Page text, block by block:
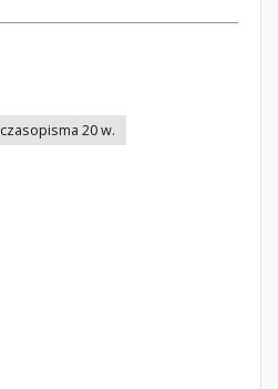
czasopisma 20 w.